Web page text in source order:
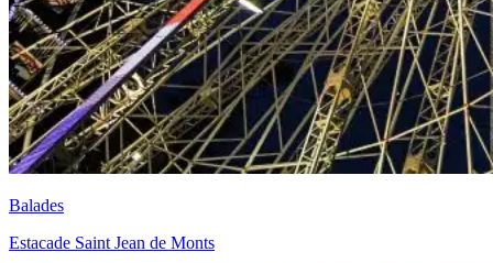
Balades
Estacade Saint Jean de Monts